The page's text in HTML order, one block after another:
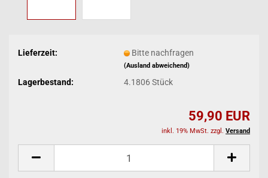
Lieferzeit: Bitte nachfragen
(Ausland abweichend)
Lagerbestand: 4.1806 Stück
59,90 EUR
inkl. 19% MwSt. zzgl. Versand